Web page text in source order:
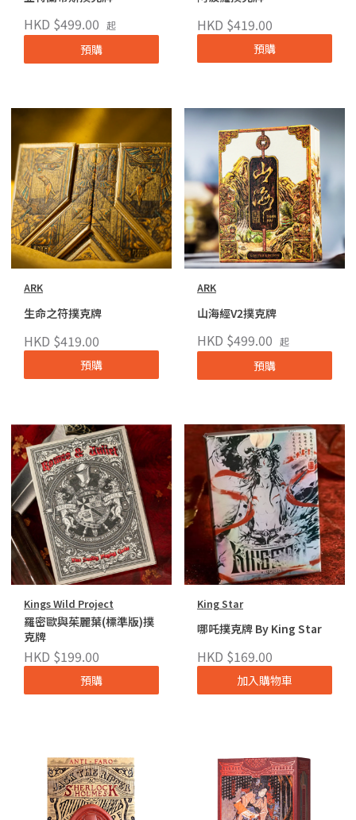
HKD $499.00 起
預購
HKD $419.00
預購
ARK
生命之符撲克牌
HKD $419.00
預購
ARK
山海經V2撲克牌
HKD $499.00 起
預購
Kings Wild Project
羅密歐與茱麗葉(標準版)撲
克牌
HKD $199.00
預購
King Star
哪吒撲克牌 By King Star
HKD $169.00
加入購物車